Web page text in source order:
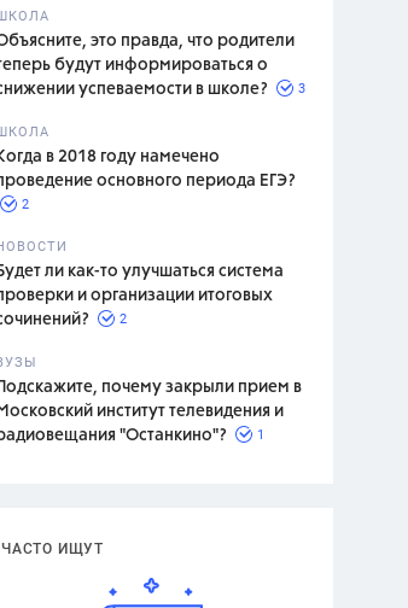
это правда, что родители
будут информироваться о
успеваемости в школе?
3
в 2018 году намечено
основного периода ЕГЭ?
2
ли как-то улучшаться система
и организации итоговых
2
почему закрыли прием в
институт телевидения и
"Останкино"?
1
ЧАСТО ИЩУТ